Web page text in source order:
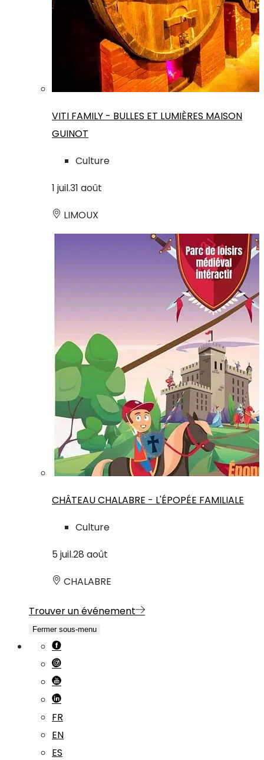
VITI FAMILY - BULLES ET LUMIÈRES MAISON
GUINOT
Culture
1 juil.31 août
LIMOUX
CHÂTEAU CHALABRE - L'ÉPOPÉE FAMILIALE
Culture
5 juil.28 août
CHALABRE
Trouver un événement
Fermer sous-menu
FR
EN
ES